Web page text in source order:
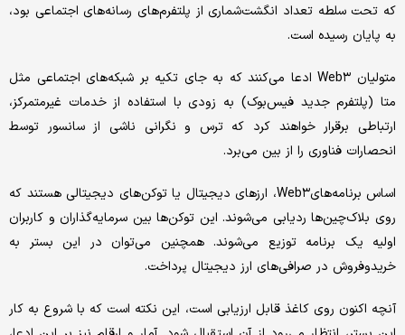
که تحت سلطه تعداد انگشت‌شماری از پلتفرم‌های رسانه‌های اجتماعی بود،
به پایان رسیده است.
متولیان Web۳ ادعا می‌کنند که به‌ جای تکیه بر شبکه‌های اجتماعی مثل
متا (پلتفرم‌ جدید فیس‌بوک)‌ به زودی با استفاده از خدمات غیرمتمرکز،
ارتباطی برقرار خواهند کرد که ترس و نگرانی ناشی از سانسور توسط
انحصارات فناوری را از بین می‌برد.
اساس برنامه‌هایWeb۳، ارزهای دیجیتال یا توکن‌های دیجیتالی هستند که
روی بلاک‌چین‌ها ردیابی می‌شوند. این توکن‌ها بین سرمایه‌گذاران و کاربران
اولیه یک برنامه توزیع می‌شوند. همچنین می‌توان در این بستر به
خریدوفروش در صرافی‌های ارز دیجیتال پرداخت.
آنچه اکنون روی کاغذ قابل ارزیابی است، این نکته است که با شروع به کار